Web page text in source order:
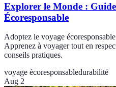
Explorer le Monde :
Écoresponsable
Adoptez le voyage
Apprenez à voyager tout en
conseils pratiques.
voyage écoresponsabledurabilité
Aug 2